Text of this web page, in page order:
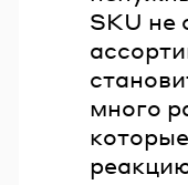
SKU не
много